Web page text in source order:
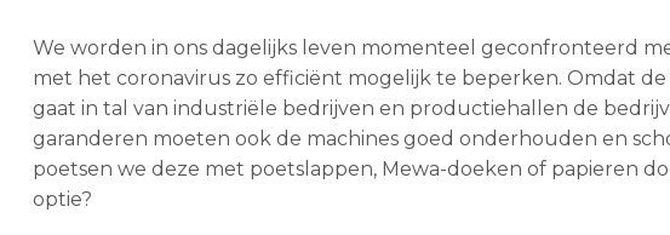
We worden in ons dagelijks leven momenteel geconfronteerd
met het coronavirus zo efficiënt mogelijk te beperken. Omdat
gaat in tal van industriële bedrijven en productiehallen de
garanderen moeten ook de machines goed onderhouden en
poetsen we deze met poetslappen, Mewa-doeken of papieren
optie?